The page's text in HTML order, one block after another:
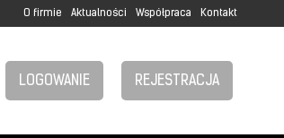
O firmie Aktualności Współpraca Kontakt
LOGOWANIE REJESTRACJA